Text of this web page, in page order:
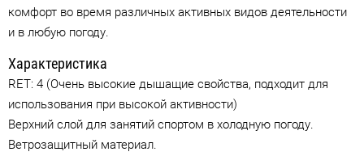
комфорт во время различных активных видов деятельности
и в любую погоду.
Характеристика
RET: 4 (Очень высокие дышащие свойства, подходит для
использования при высокой активности)
Верхний слой для занятий спортом в холодную погоду.
Ветрозащитный материал.